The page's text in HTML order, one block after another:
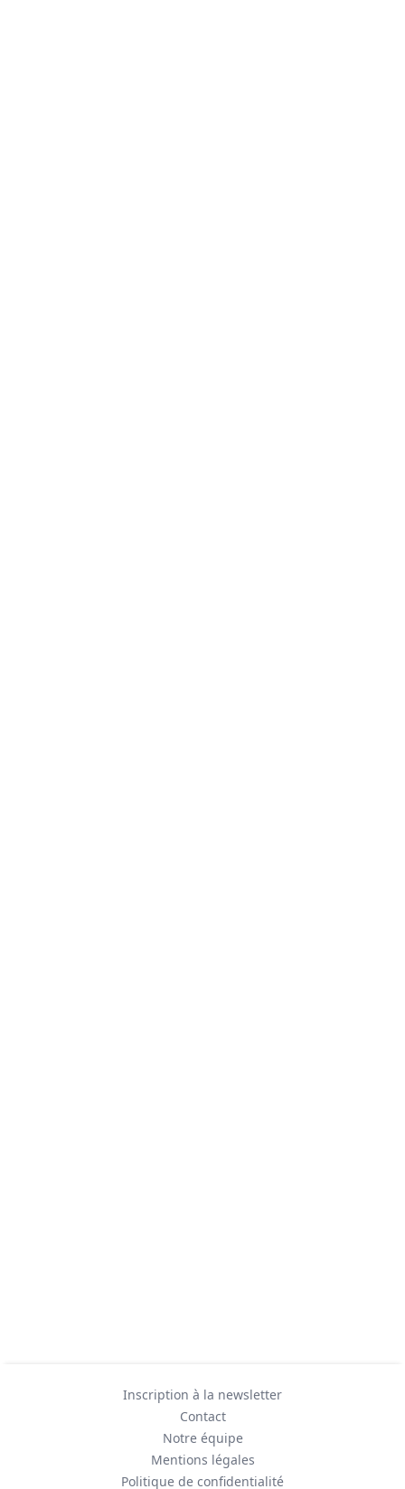
Inscription à la newsletter
Contact
Notre équipe
Mentions légales
Politique de confidentialité